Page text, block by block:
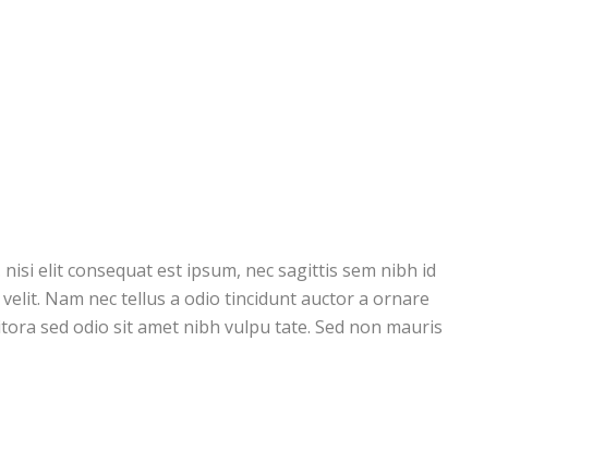
elit consequat est ipsum, nec sagittis sem nibh id
Nam nec tellus a odio tincidunt auctor a ornare
sed odio sit amet nibh vulpu tate. Sed non mauris